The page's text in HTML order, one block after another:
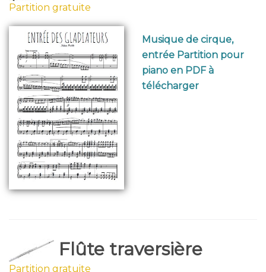
Partition gratuite
Musique de cirque,
entrée Partition pour
piano en PDF à
télécharger
Flûte traversière
Partition gratuite